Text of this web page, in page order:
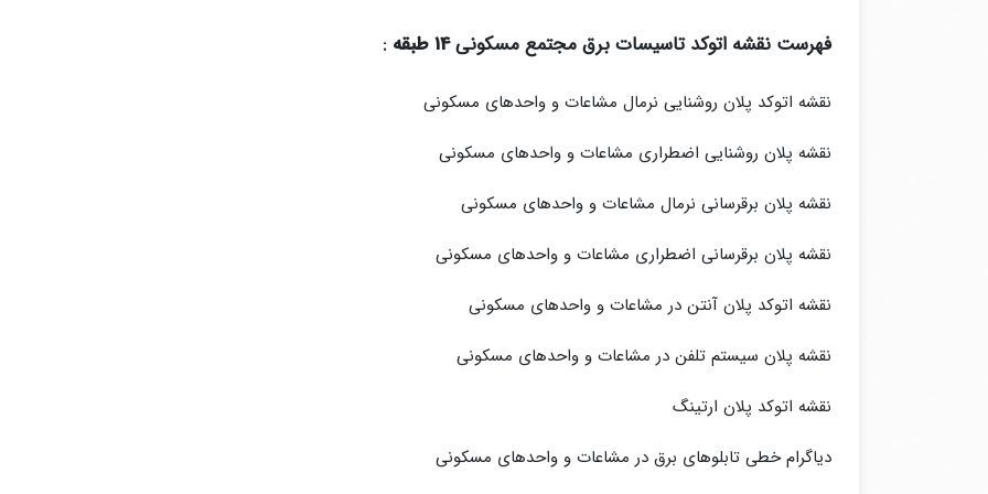
فهرست نقشه اتوکد تاسیسات برق مجتمع مسکونی14 طبقه :
نقشه اتوکد پلان روشنایی نرمال مشاعات و واحدهای مسکونی
نقشه پلان روشنایی اضطراری مشاعات و واحدهای مسکونی
نقشه پلان برقرسانی نرمال مشاعات و واحدهای مسکونی
نقشه پلان برقرسانی اضطراری مشاعات و واحدهای مسکونی
نقشه اتوکد پلان آنتن در مشاعات و واحدهای مسکونی
نقشه پلان سیستم تلفن در مشاعات و واحدهای مسکونی
نقشه اتوکد پلان ارتینگ
دیاگرام خطی تابلوهای برق در مشاعات و واحدهای مسکونی